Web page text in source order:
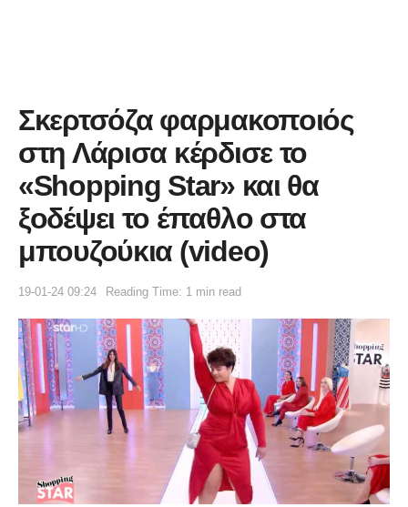
Σκερτσόζα φαρμακοποιός
στη Λάρισα κέρδισε το
«Shopping Star» και θα
ξοδέψει το έπαθλο στα
μπουζούκια (video)
19-01-24 09:24 Reading Time: 1 min read